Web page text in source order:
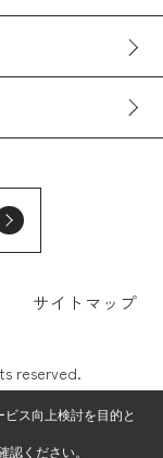
サイトマップ
reserved.
ス向上検討を目的と
認ください。